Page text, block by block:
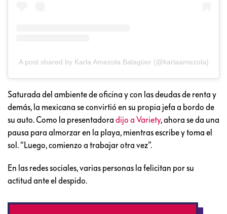
A post shared by Karla Amezola Balagüer (@karlaamezola)
Saturada del ambiente de oficina y con las deudas de renta y
demás, la mexicana se convirtió en su propia jefa a bordo de
su auto. Como la presentadora dijo a Variety, ahora se da una
pausa para almorzar en la playa, mientras escribe y toma el
sol. “Luego, comienzo a trabajar otra vez”.
En las redes sociales, varias personas la felicitan por su
actitud ante el despido.